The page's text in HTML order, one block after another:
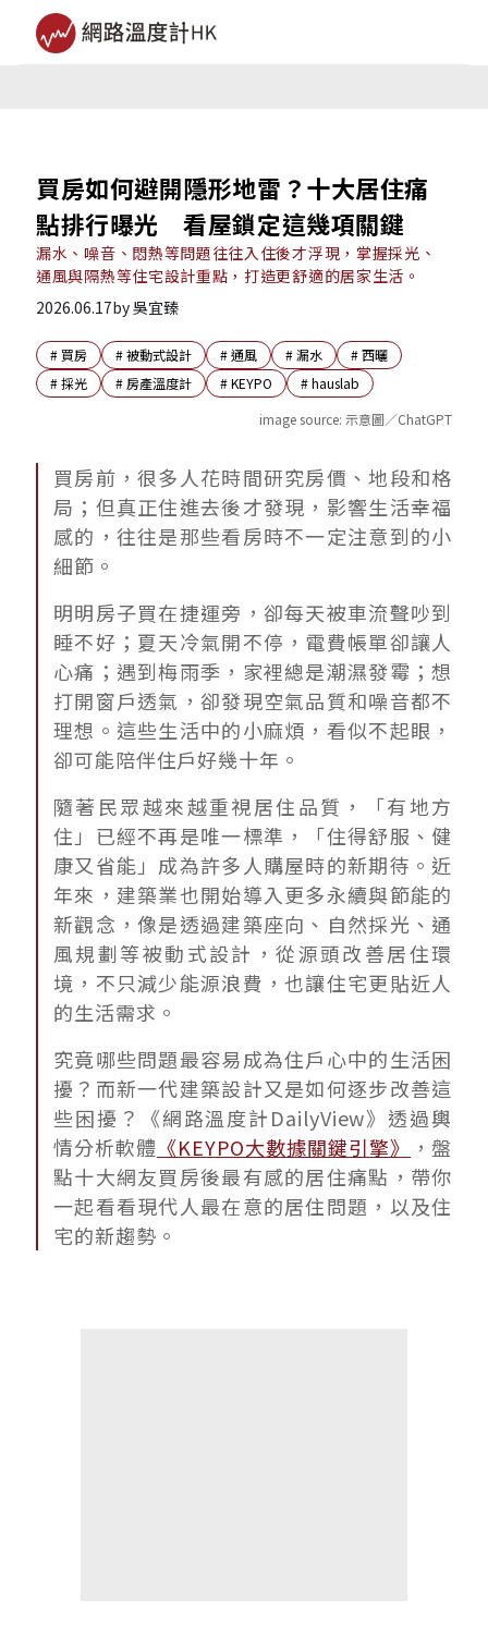
買房如何避開隱形地雷？十大居住痛
點排行曝光 看屋鎖定這幾項關鍵
漏水、噪音、悶熱等問題往往入住後才浮現，掌握採光、
通風與隔熱等住宅設計重點，打造更舒適的居家生活。
2026.06.17by吳宜臻
# 買房 #被動式設計 #通風 #漏水 #西曬
#採光 # 房產溫度計 #KEYPO #hauslab
image source: 示意圖／ChatGPT
買房前，很多人花時間研究房價、地段和格
局；但真正住進去後才發現，影響生活幸福
感的，往往是那些看房時不一定注意到的小
細節。
明明房子買在捷運旁，卻每天被車流聲吵到
睡不好；夏天冷氣開不停，電費帳單卻讓人
心痛；遇到梅雨季，家裡總是潮濕發霉；想
打開窗戶透氣，卻發現空氣品質和噪音都不
理想。這些生活中的小麻煩，看似不起眼，
卻可能陪伴住戶好幾十年。
隨著民眾越來越重視居住品質，「有地方
住」已經不再是唯一標準，「住得舒服、健
康又省能」成為許多人購屋時的新期待。近
年來，建築業也開始導入更多永續與節能的
新觀念，像是透過建築座向、自然採光、通
風規劃等被動式設計，從源頭改善居住環
境，不只減少能源浪費，也讓住宅更貼近人
的生活需求。
究竟哪些問題最容易成為住戶心中的生活困
擾？而新一代建築設計又是如何逐步改善這
些困擾？《網路溫度計DailyView》透過輿
情分析軟體 《KEYPO大數據關鍵引擎》
，盤
點十大網友買房後最有感的居住痛點，帶你
一起看看現代人最在意的居住問題，以及住
宅的新趨勢。